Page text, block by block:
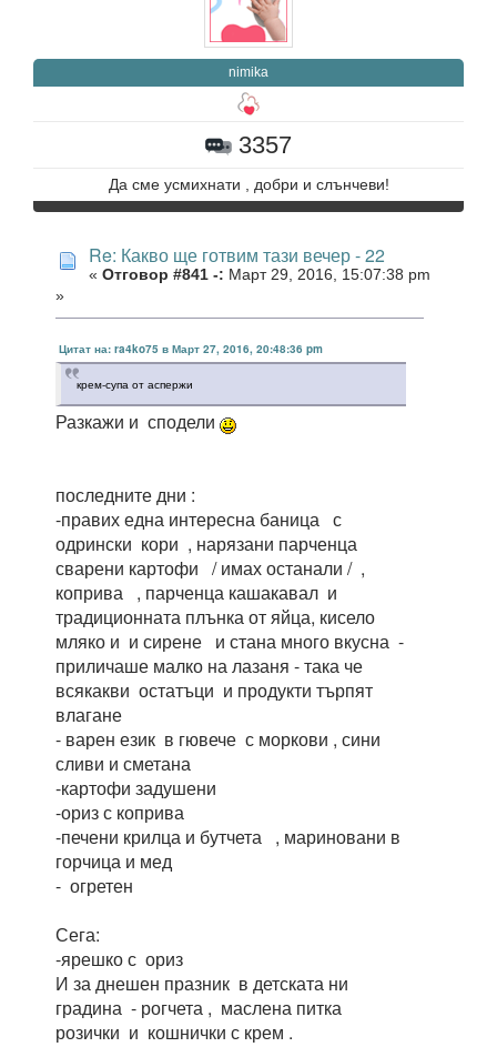
nimika
3357
Да сме усмихнати , добри и слънчеви!
Re: Какво ще готвим тази вечер - 22
« Отговор #841 -: Март 29, 2016, 15:07:38 pm
»
Цитат на: ra4ko75 в Март 27, 2016, 20:48:36 pm
крем-супа от аспержи
Разкажи и сподели
последните дни :
-правих една интересна баница с
одрински кори , нарязани парченца
сварени картофи / имах останали / ,
коприва , парченца кашакавал и
традиционната плънка от яйца, кисело
мляко и и сирене и стана много вкусна -
приличаше малко на лазаня - така че
всякакви остатъци и продукти търпят
влагане
- варен език в гювече с моркови , сини
сливи и сметана
-картофи задушени
-ориз с коприва
-печени крилца и бутчета , мариновани в
горчица и мед
- огретен
Сега:
-ярешко с ориз
И за днешен празник в детската ни
градина - рогчета , маслена питка
розички и кошнички с крем .